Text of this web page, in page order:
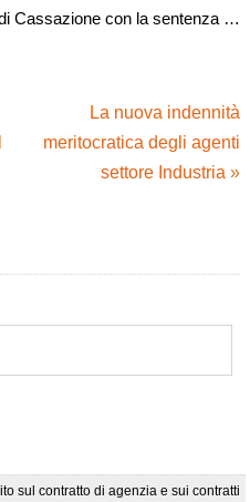
Cassazione con la sentenza …
La nuova indennità
meritocratica degli agenti
settore Industria »
sul contratto di agenzia e sui contratti